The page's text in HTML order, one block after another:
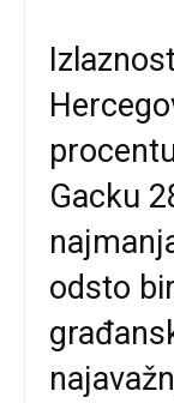
Gacku
odsto